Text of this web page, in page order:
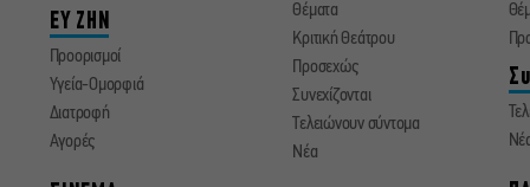
ΕΥ ΖΗΝ
Προορισμοί
Υγεία-Ομορφιά
Διατροφή
Αγορές
Θέματα
Κριτική Θεάτρου
Προσεχώς
Συνεχίζονται
Τελειώνουν σύντομα
Νέα